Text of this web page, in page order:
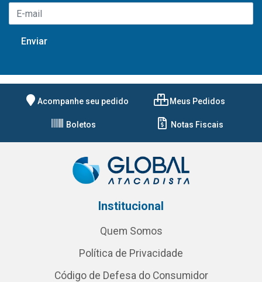
Acompanhe seu pedido Meus Pedidos
Boletos Notas Fiscais
Institucional
Quem Somos
Política de Privacidade
Código de Defesa do Consumidor